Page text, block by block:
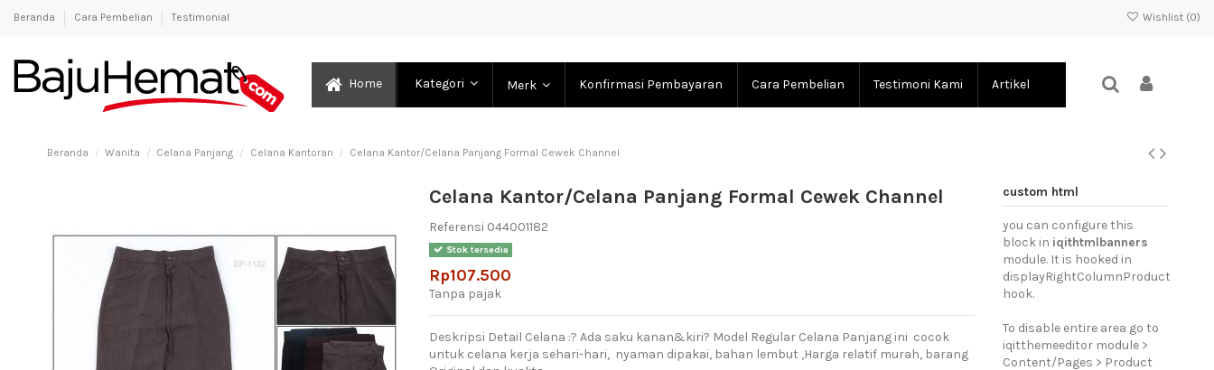
Beranda Cara Pembelian Testimonial Wishlist (0)
Home Kategori Merk Konfirmasi Pembayaran Cara Pembelian Testimoni Kami Artikel
Beranda Wanita Celana Panjang Celana Kantoran Celana Kantor/Celana Panjang Formal Cewek Channel
Celana Kantor/Celana Panjang Formal Cewek Channel
Referensi 044001182
Stok tersedia
Rp107.500
Tanpa pajak
Deskripsi Detail Celana :? Ada saku kanan&kiri? Model Regular Celana Panjang ini cocok
untuk celana kerja sehari-hari, nyaman dipakai, bahan lembut ,Harga relatif murah, barang
custom html
you can configure this
block in iqithtmlbanners
module. It is hooked in
displayRightColumnProduct
hook.
To disable entire area go to
iqitthemeeditor module >
Content/Pages > Product